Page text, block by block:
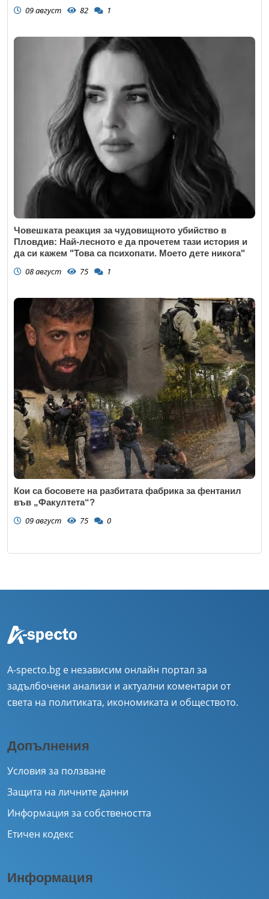
09 август 82 1
Човешката реакция за чудовищното убийство в
Пловдив: Най-лесното е да прочетем тази история и
да си кажем "Това са психопати. Моето дете никога"
08 август 75 1
Кои са босовете на разбитата фабрика за фентанил
във „Факултета“?
09 август 75 0
A-specto.bg е независим онлайн портал за
задълбочени анализи и актуални коментари от
света на политиката, икономиката и обществото.
Допълнения
Условия за ползване
Защита на личните данни
Информация за собствеността
Етичен кодекс
Информация